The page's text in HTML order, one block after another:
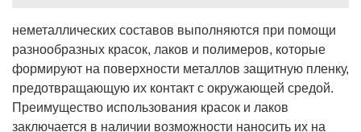
неметаллических составов выполняются при помощи
разнообразных красок, лаков и полимеров, которые
формируют на поверхности металлов защитную пленку,
предотвращающую их контакт с окружающей средой.
Преимущество использования красок и лаков
заключается в наличии возможности наносить их на